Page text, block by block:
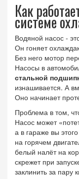
Как
системе
Водяной насос -
Он гоняет
Без него мотор
Насосы в
стальной
изнашивается. А
Оно начинает
Проблема в том,
Насос может
а в гараже вы
на горячем
белый налёт на
скрежет при
заклинить за пару